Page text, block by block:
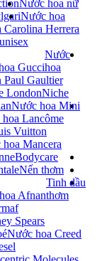
Carolina Herrera
Gucci
Paul Gaultier
London
Lancôme
Vuitton
Mancera
Afnan
Spears
Nước hoa Creed
Nước hoa nữ
Nước hoa
unisex
Nước
hoa
Niche
Nước hoa Mini
Bodycare
Nến thơm
Tinh dầu
thơm